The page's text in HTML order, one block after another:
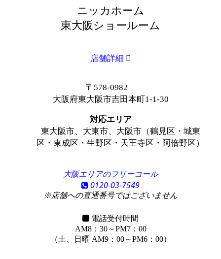
ニッカホーム
東大阪ショールーム
店舗詳細
〒578-0982
大阪府東大阪市吉田本町1-1-30
対応エリア
東大阪市、大東市、大阪市（鶴見区・城東
区・東成区・生野区・天王寺区・阿倍野区）
大阪エリアのフリーコール
0120-03-7549
※店舗への直通番号ではございません
電話受付時間
AM8：30～PM7：00
（土、日曜 AM9：00～PM6：00）